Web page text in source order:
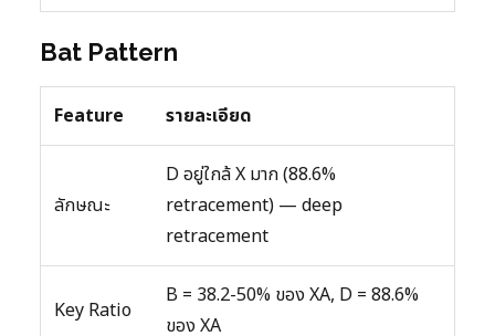
Bat Pattern
Feature รายละเอียด
ลักษณะ
D อยู่ใกล้ X มาก (88.6%
retracement) — deep
retracement
Key Ratio
B = 38.2-50% ของ XA, D = 88.6%
ของ XA